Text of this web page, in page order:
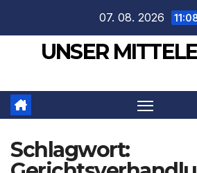
springen
07. 08. 2026
UNSER
Schlagwort: